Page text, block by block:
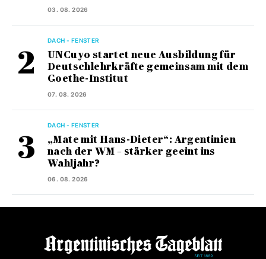
03. 08. 2026
DACH - FENSTER
UNCuyo startet neue Ausbildung für
Deutschlehrkräfte gemeinsam mit dem
Goethe-Institut
07. 08. 2026
DACH - FENSTER
„Mate mit Hans-Dieter“: Argentinien
nach der WM – stärker geeint ins
Wahljahr?
06. 08. 2026